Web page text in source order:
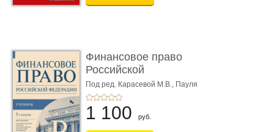
Финансовое право
Российской
Федерации. 5-е изд�
...
Под ред. Карасевой М.В., Пауля
А.Г., Красюкова А.В.
1 100 руб.